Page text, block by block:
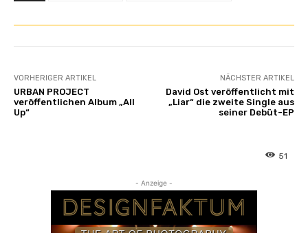
VORHERIGER ARTIKEL
URBAN PROJECT
veröffentlichen Album „All
Up“
NÄCHSTER ARTIKEL
David Ost veröffentlicht mit
„Liar“ die zweite Single aus
seiner Debüt-EP
51
- Anzeige -